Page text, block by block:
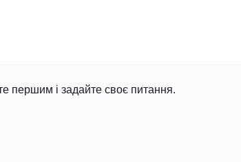
першим і задайте своє питання.